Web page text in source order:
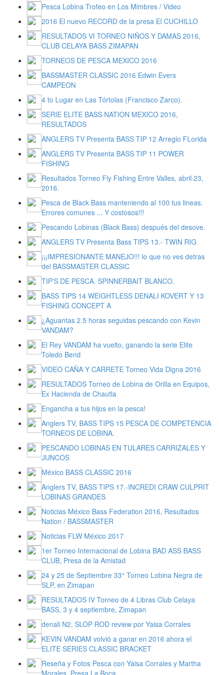
Pesca Lobina Trofeo en Los Mimbres / Video
2016 El nuevo RECORD de la presa El CUCHILLO
RESULTADOS VI TORNEO NIÑOS Y DAMAS 2016,
CLUB CELAYA BASS ZIMAPAN
TORNEOS DE PESCA MEXICO 2016
BASSMASTER CLASSIC 2016 Edwin Evers
CAMPEON
4 to Lugar en Las Tórtolas (Francisco Zarco).
SERIE ELITE BASS NATION MEXICO 2016,
RESULTADOS
ANGLERS TV Presenta BASS TIP 12 Arreglo FLorida
ANGLERS TV Presenta BASS TIP 11 POWER
FISHING
Resultados Torneo Fly Fishing Entre Valles, abril 23,
2016.
Pesca de Black Bass manteniendo al 100 tus lineas.
Errores comunes ... Y costosos!!!
Pescando Lobinas (Black Bass) después del desove.
ANGLERS TV Presenta Bass TIPS 13.- TWIN RIG
¡¡¡IMPRESIONANTE MANEJO!!! lo que no ves detras
del BASSMASTER CLASSIC
TIP'S DE PESCA. SPINNERBAIT BLANCO.
BASS TIPS 14 WEIGHTLESS DENALI KOVERT Y 13
FISHING CONCEPT A
¿Aguantas 2.5 horas seguidas pescando con Kevin
VANDAM?
El Rey VANDAM ha vuelto, ganando la serie Elite
Toledo Bend
VIDEO CAÑA Y CARRETE Torneo Vida Digna 2016
RESULTADOS Torneo de Lobina de Orilla en Equipos,
Ex Hacienda de Chautla
Engancha a tus hijos en la pesca!
Anglers TV, BASS TIPS 15 PESCA DE COMPETENCIA
TORNEOS DE LOBINA.
PESCANDO LOBINAS EN TULARES CARRIZALES Y
JUNCOS
México BASS CLASSIC 2016
Anglers TV, BASS TIPS 17.-INCREDI CRAW CULPRIT
LOBINAS GRANDES
Noticias México Bass Federation 2016, Resultados
Nation / BASSMASTER
Noticias FLW México 2017
1er Torneo Internacional de Lobina BAD ASS BASS
CLUB, Presa de la Amistad
24 y 25 de Septiembre 33° Torneo Lobina Negra de
SLP, en Zimapan
RESULTADOS IV Torneo de 4 Libras Club Celaya
BASS, 3 y 4 septiembre, Zimapan
denali N2, SLOP ROD review por Yaisa Corrales
KEVIN VANDAM volvió a ganar en 2016 ahora el
ELITE SERIES CLASSIC BRACKET
Reseña y Fotos Pesca con Yaisa Corrales y Martha
Morales, Presa La Boca